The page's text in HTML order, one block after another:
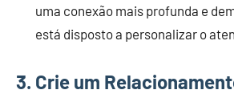
uma conexão mais profunda e
está disposto a personalizar o
3. Crie um